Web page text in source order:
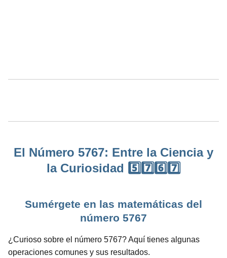
El Número 5767: Entre la Ciencia y
la Curiosidad 5️⃣7️⃣6️⃣7️⃣
Sumérgete en las matemáticas del
número 5767
¿Curioso sobre el número 5767? Aquí tienes algunas
operaciones comunes y sus resultados.